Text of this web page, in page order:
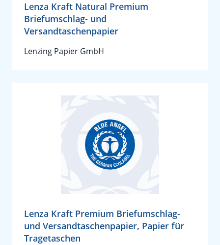
Lenza Kraft Natural Premium
Briefumschlag- und
Versandtaschenpapier
Lenzing Papier GmbH
Lenza Kraft Premium Briefumschlag-
und Versandtaschenpapier, Papier für
Tragetaschen